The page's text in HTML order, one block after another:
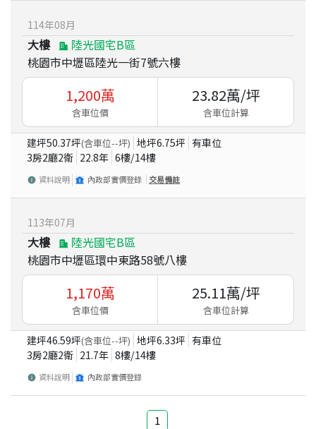
114年08月
大樓
陸光國宅B區
桃園市中壢區陸光一街7號六樓
1,200萬
含車位價
23.82萬/坪
含車位計算
建坪50.37坪(含車位--坪) 地坪6.75坪 有車位
3房2廳2衛 22.8年 6樓/14樓
資料說明 內政部實價登錄 交易備註
113年07月
大樓
陸光國宅B區
桃園市中壢區環中東路58號八樓
1,170萬
含車位價
25.11萬/坪
含車位計算
建坪46.59坪(含車位--坪) 地坪6.33坪 有車位
3房2廳2衛 21.7年 8樓/14樓
資料說明 內政部實價登錄
1